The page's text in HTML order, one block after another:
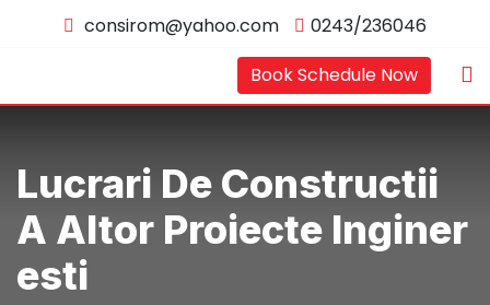
consirom@yahoo.com
0243/236046
Book Schedule Now
Lucrari De Constructii
A Altor Proiecte Inginer
Esti